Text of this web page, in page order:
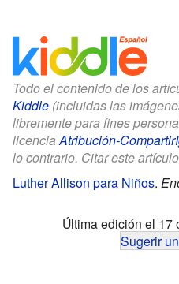
Todo el contenido de los
Kiddle (incluidas las
libremente para fines
licenciaAtribución-
lo contrario. Citar este
Luther Allison para Niños.
Última edición el 17
Sugerir